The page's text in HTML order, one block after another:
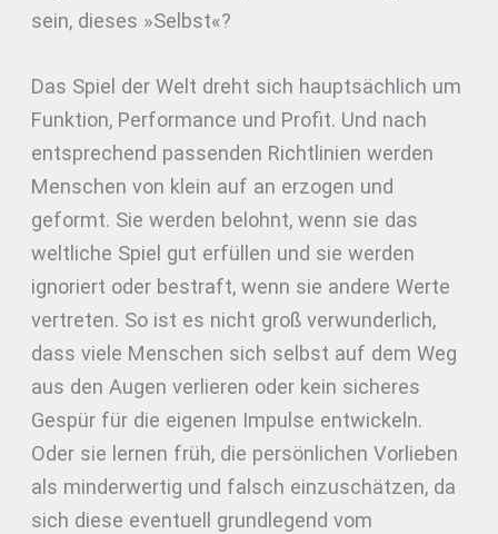
sein, dieses »Selbst«?
Das Spiel der Welt dreht sich hauptsächlich um
Funktion, Performance und Profit. Und nach
entsprechend passenden Richtlinien werden
Menschen von klein auf an erzogen und
geformt. Sie werden belohnt, wenn sie das
weltliche Spiel gut erfüllen und sie werden
ignoriert oder bestraft, wenn sie andere Werte
vertreten. So ist es nicht groß verwunderlich,
dass viele Menschen sich selbst auf dem Weg
aus den Augen verlieren oder kein sicheres
Gespür für die eigenen Impulse entwickeln.
Oder sie lernen früh, die persönlichen Vorlieben
als minderwertig und falsch einzuschätzen, da
sich diese eventuell grundlegend vom